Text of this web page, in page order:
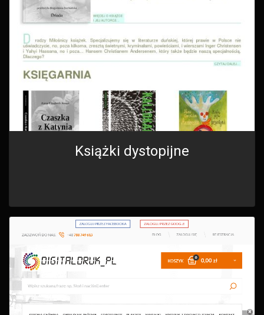
Książki dystopijne